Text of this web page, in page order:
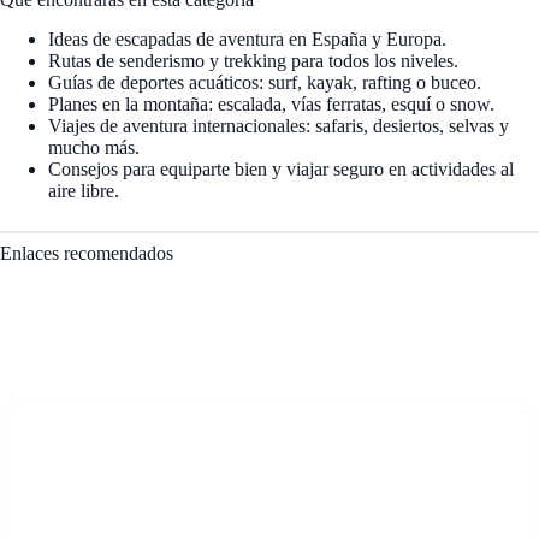
Ideas de escapadas de aventura en España y Europa.
Rutas de senderismo y trekking para todos los niveles.
Guías de deportes acuáticos: surf, kayak, rafting o buceo.
Planes en la montaña: escalada, vías ferratas, esquí o snow.
Viajes de aventura internacionales: safaris, desiertos, selvas y
mucho más.
Consejos para equiparte bien y viajar seguro en actividades al
aire libre.
Enlaces recomendados